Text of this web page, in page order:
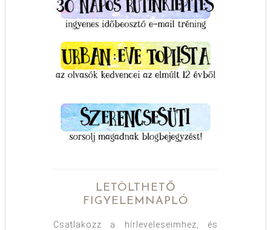
LETÖLTHETŐ
FIGYELEMNAPLÓ
Csatlakozz a hírleveleseimhez, és